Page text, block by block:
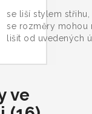
se liší stylem
se rozměry mohou
lišit od uvedených
ve